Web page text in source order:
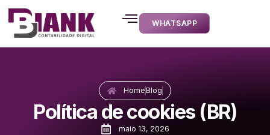
WHATSAPP
HomeBlog
Política de cookies (BR)
maio 13, 2026